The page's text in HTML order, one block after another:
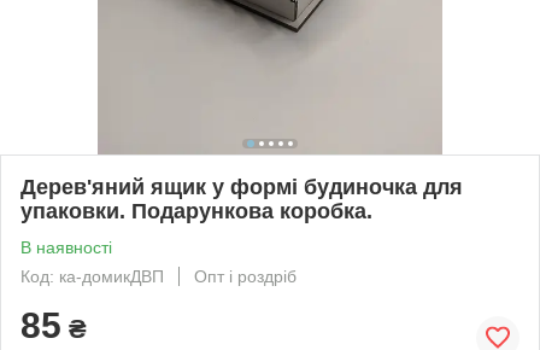
Дерев'яний ящик у формі будиночка для
упаковки. Подарункова коробка.
В наявності
Код: ка-домикДВП
Опт і роздріб
85 ₴